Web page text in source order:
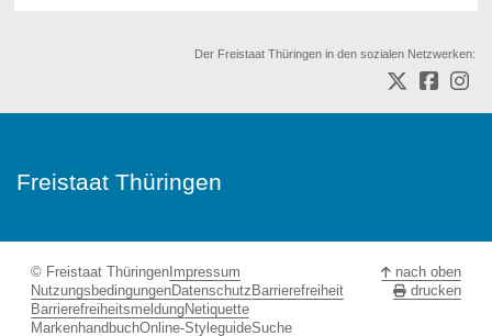
Der Freistaat Thüringen in den sozialen Netzwerken:
Freistaat Thüringen
© Freistaat Thüringen Impressum
NutzungsbedingungenDatenschutz Barrierefreiheit
BarrierefreiheitsmeldungNetiquette
MarkenhandbuchOnline-StyleguideSuche
nach oben
drucken